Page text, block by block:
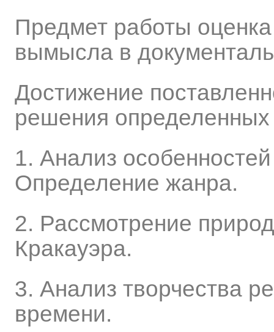
Предмет работы
вымысла в
Достижение
решения определенных
1. Анализ
Определение жанра.
2. Рассмотрение
Кракауэра.
3. Анализ творчества
времени.